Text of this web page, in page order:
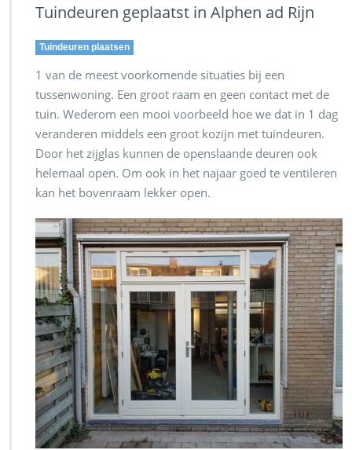
Tuindeuren geplaatst in Alphen ad Rijn
Tuindeuren plaatsen
1 van de meest voorkomende situaties bij een
tussenwoning. Een groot raam en geen contact met de
tuin. Wederom een mooi voorbeeld hoe we dat in 1 dag
veranderen middels een groot kozijn met tuindeuren.
Door het zijglas kunnen de openslaande deuren ook
helemaal open. Om ook in het najaar goed te ventileren
kan het bovenraam lekker open.